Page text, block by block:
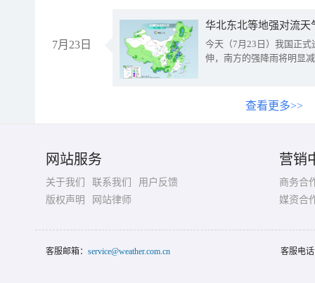
7月23日
华北东北等地强对流天
今天（7月23日）我国正
伸，南方的强降雨将明显
查看更多>>
网站服务
关于我们 联系我们
用户反馈
版权声明
网站律师
营销
商务合
媒资合
客服邮箱： service@weather.com.cn 客服电